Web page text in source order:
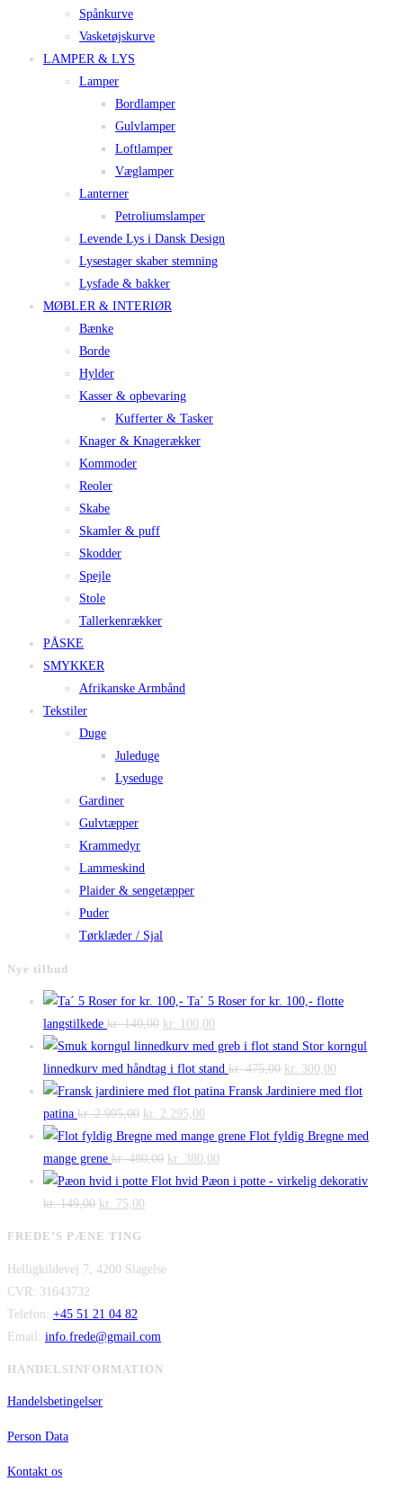
Spånkurve
Vasketøjskurve
LAMPER & LYS
Lamper
Bordlamper
Gulvlamper
Loftlamper
Væglamper
Lanterner
Petroliumslamper
Levende Lys i Dansk Design
Lysestager skaber stemning
Lysfade & bakker
MØBLER & INTERIØR
Bænke
Borde
Hylder
Kasser & opbevaring
Kufferter & Tasker
Knager & Knagerækker
Kommoder
Reoler
Skabe
Skamler & puff
Skodder
Spejle
Stole
Tallerkenrækker
PÅSKE
SMYKKER
Afrikanske Armbånd
Tekstiler
Duge
Juleduge
Lyseduge
Gardiner
Gulvtæpper
Krammedyr
Lammeskind
Plaider & sengetæpper
Puder
Tørklæder / Sjal
Nye tilbud
Ta´ 5 Roser for kr. 100,- flotte
langstilkede kr.140,00 Den
oprindelige
pris
var:
kr. 140,00.
kr. 100,00
aktuelle
pris
er:
Stor korngul
linnedkurv med håndtag i flot stand kr.475,00 Den
oprindelige
var:
kr. 300,00
aktuelle
er:
Fransk Jardiniere med flot
patina kr.2.995,00 Den
oprindelige
pris
var:
kr. 2.995,00.
kr. 2.295,00
aktuelle
pris
er:
Flot fyldig Bregne med
mange grene kr.480,00 Den
oprindelige
kr. 380,00
aktuelle
Flot hvid Pæon i potte - virkelig dekorativ
kr.149,00 Den
var:
kr. 75,00
er:
FREDE’S PÆNE TING
Helligkildevej 7, 4200 Slagelse
CVR: 31643732
Telefon: +45 51 21 04 82
Email: info.frede@gmail.com
HANDELSINFORMATION
Handelsbetingelser
Person Data
Kontakt os